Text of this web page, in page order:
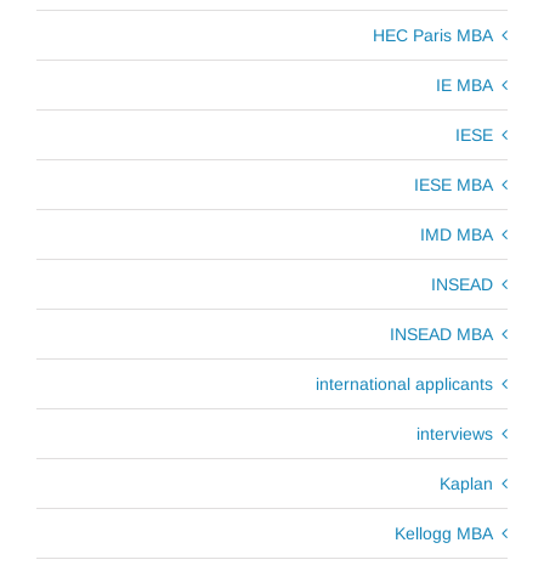
HEC Paris MBA
IE MBA
IESE
IESE MBA
IMD MBA
INSEAD
INSEAD MBA
international applicants
interviews
Kaplan
Kellogg MBA